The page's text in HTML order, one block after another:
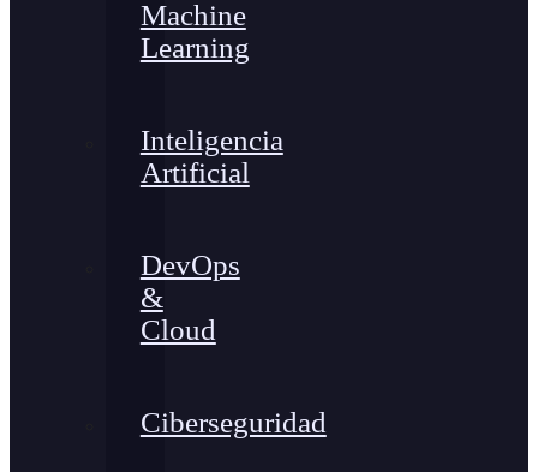
Machine
Learning
Inteligencia
Artificial
DevOps
&
Cloud
Ciberseguridad